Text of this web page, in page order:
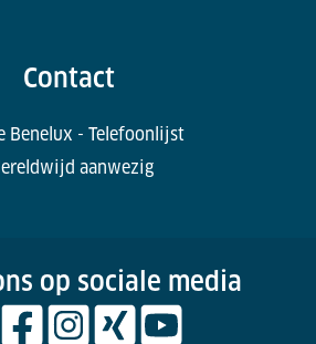
Contact
Benelux - Telefoonlijst
aanwezig
op sociale media